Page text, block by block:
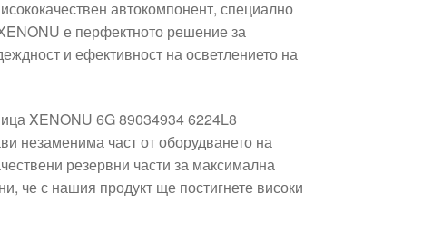
автокомпонент, специално
е перфектното решение за
и ефективност на осветлението на
XENONU 6G 89034934 6224L8
незаменима част от оборудването на
резервни части за максимална
че с нашия продукт ще постигнете високи